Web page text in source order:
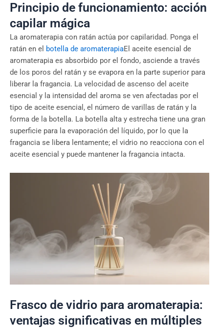
Principio de funcionamiento: acción
capilar mágica
La aromaterapia con ratán actúa por capilaridad. Ponga el
ratán en el botella de aromaterapiaEl aceite esencial de
aromaterapia es absorbido por el fondo, asciende a través
de los poros del ratán y se evapora en la parte superior para
liberar la fragancia. La velocidad de ascenso del aceite
esencial y la intensidad del aroma se ven afectadas por el
tipo de aceite esencial, el número de varillas de ratán y la
forma de la botella. La botella alta y estrecha tiene una gran
superficie para la evaporación del líquido, por lo que la
fragancia se libera lentamente; el vidrio no reacciona con el
aceite esencial y puede mantener la fragancia intacta.
Frasco de vidrio para aromaterapia:
ventajas significativas en múltiples